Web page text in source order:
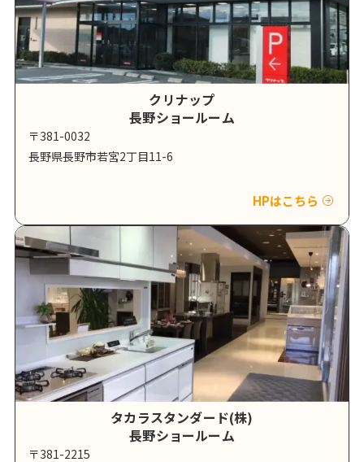
クリナップ
長野ショールーム
〒381-0032
長野県長野市若宮2丁目11-6
HPはこちら
タカラスタンダード(株)
長野ショールーム
〒381-2215